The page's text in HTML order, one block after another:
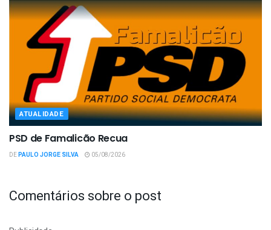
ATUALIDADE
PSD de Famalicão Recua
DEPAULO JORGE SILVA 05/08/2026
Comentários sobre o post